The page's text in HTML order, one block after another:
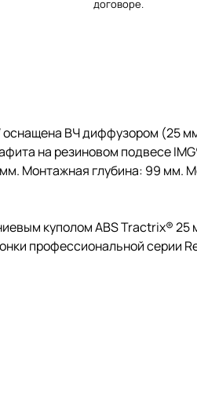
договоре.
оснащена ВЧ диффузором (25
на резиновом подвесе
Монтажная глубина: 99 мм.
куполом ABS Tractrix® 25
профессиональной серии